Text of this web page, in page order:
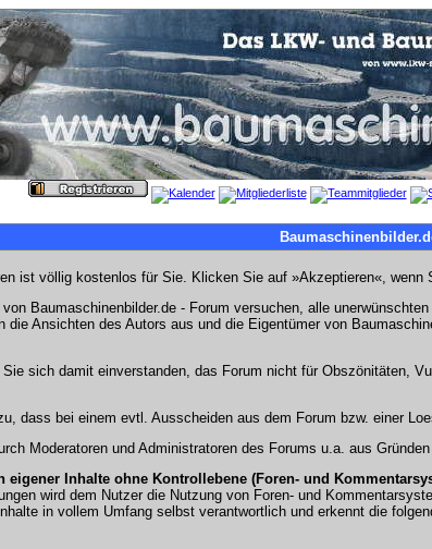
ist völlig kostenlos für Sie. Klicken Sie auf »Akzeptieren«,
Baumaschinenbilder.de - Forum versuchen, alle
die Ansichten des Autors aus und die Eigentümer von
sich damit einverstanden, das Forum nicht für Obszönitäten,
dass bei einem evtl. Ausscheiden aus dem Forum bzw. einer
Moderatoren und Administratoren des Forums u.a. aus
eigener Inhalte ohne Kontrollebene (Foren- und
wird dem Nutzer die Nutzung von Foren- und
in vollem Umfang selbst verantwortlich und erkennt die